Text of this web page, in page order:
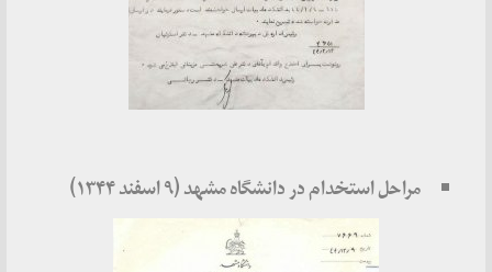
مراحل استخدام در دانشگاه مشهد (۹ اسفند ۱۳۴۴)